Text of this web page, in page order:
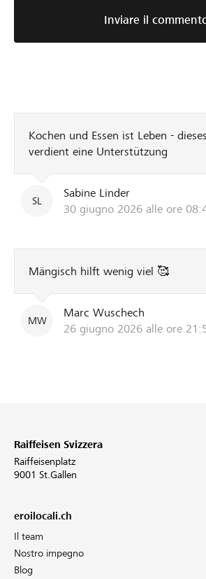
Inviare il
Kochen und Essen ist Leben -
verdient eine Unterstützung
SL
Sabine Linder
30 giugno 2026 alle ore
Mängisch hilft wenig viel 🥰
MW
Marc Wuschech
26 giugno 2026 alle ore
Raiffeisen Svizzera
Raiffeisenplatz
9001 St.Gallen
eroilocali.ch
Il team
Nostro impegno
Blog